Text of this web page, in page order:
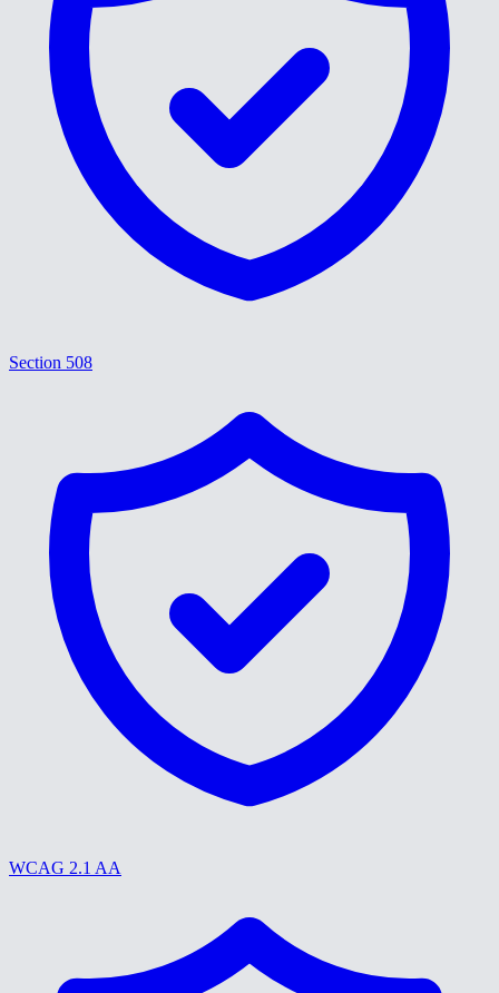
Section 508
WCAG 2.1 AA